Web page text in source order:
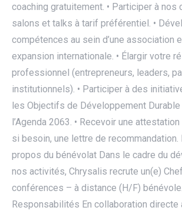
coaching gratuitement. • Participer à nos
salons et talks à tarif préférentiel. •
compétences au sein d’une association
expansion internationale. • Élargir votre
professionnel (entrepreneurs, leaders,
institutionnels). • Participer à des
les Objectifs de Développement Durable
l’Agenda 2063. • Recevoir une
si besoin, une lettre de
propos du bénévolat Dans le cadre du
nos activités, Chrysalis recrute un(e)
conférences – à distance (H/F)
Responsabilités En collaboration directe